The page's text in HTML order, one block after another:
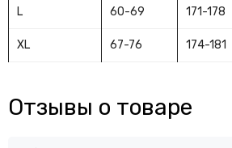
L 60-69 171-178
XL 67-76 174-181
Отзывы о товаре